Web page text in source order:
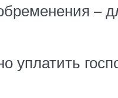
–
уплатить